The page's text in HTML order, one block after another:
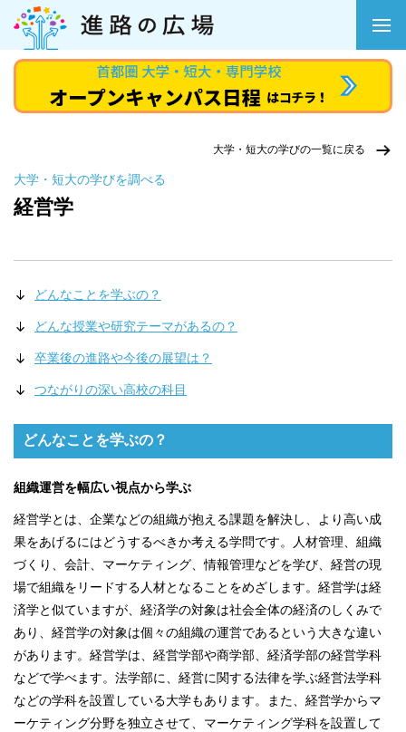
大学・短大の学びの一覧に戻る
大学・短大の学びを調べる
経営学
どんなことを学ぶの？
どんな授業や研究テーマがあるの？
卒業後の進路や今後の展望は？
つながりの深い高校の科目
どんなことを学ぶの？
組織運営を幅広い視点から学ぶ
経営学とは、企業などの組織が抱える課題を解決し、より高い成
果をあげるにはどうするべきか考える学問です。人材管理、組織
づくり、会計、マーケティング、情報管理などを学び、経営の現
場で組織をリードする人材となることをめざします。経営学は経
済学と似ていますが、経済学の対象は社会全体の経済のしくみで
あり、経営学の対象は個々の組織の運営であるという大きな違い
があります。経営学は、経営学部や商学部、経済学部の経営学科
などで学べます。法学部に、経営に関する法律を学ぶ経営法学科
などの学科を設置している大学もあります。また、経営学からマ
ーケティング分野を独立させて、マーケティング学科を設置して